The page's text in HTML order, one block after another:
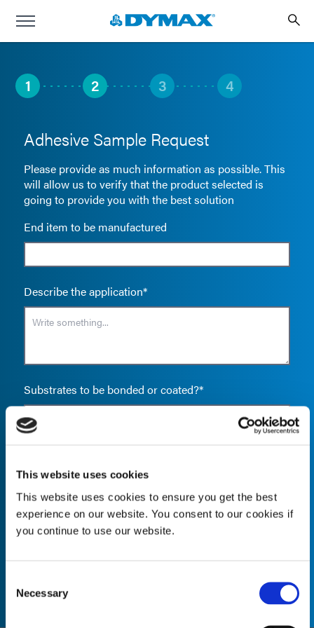
This website uses cookies
This website uses cookies to ensure you get the best
experience on our website. You consent to our cookies if
you continue to use our website.
Selection
Necessary
1 2 3 4
Adhesive Sample Request
Please provide as much information as possible. This
will allow us to verify that the product selected is
going to provide you with the best solution
End item to be manufactured
Describe the application*
Substrates to be bonded or coated?*
NEXT